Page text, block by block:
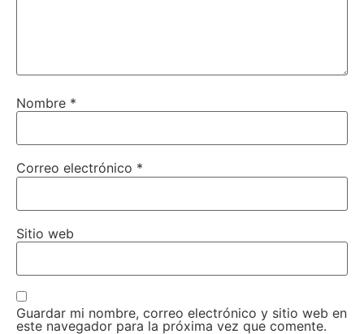
Nombre *
Correo electrónico *
Sitio web
Guardar mi nombre, correo electrónico y sitio web en
este navegador para la próxima vez que comente.